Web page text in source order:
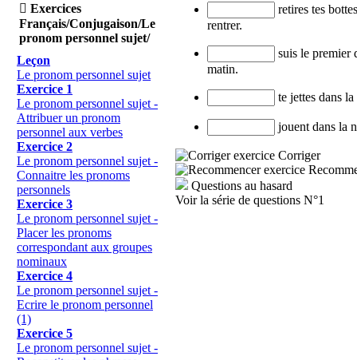
 Exercices
Français/Conjugaison/Le
pronom personnel sujet/
Leçon
Le pronom personnel sujet
Exercice 1
Le pronom personnel sujet -
Attribuer un pronom
personnel aux verbes
Exercice 2
Le pronom personnel sujet -
Connaitre les pronoms
personnels
Exercice 3
Le pronom personnel sujet -
Placer les pronoms
correspondant aux groupes
nominaux
Exercice 4
Le pronom personnel sujet -
Ecrire le pronom personnel
(1)
Exercice 5
Le pronom personnel sujet -
retires tes
rentrer.
suis le premier
matin.
te jettes dans
jouent dans la
Corriger
Questions au hasard
Voir la série de questions N°1